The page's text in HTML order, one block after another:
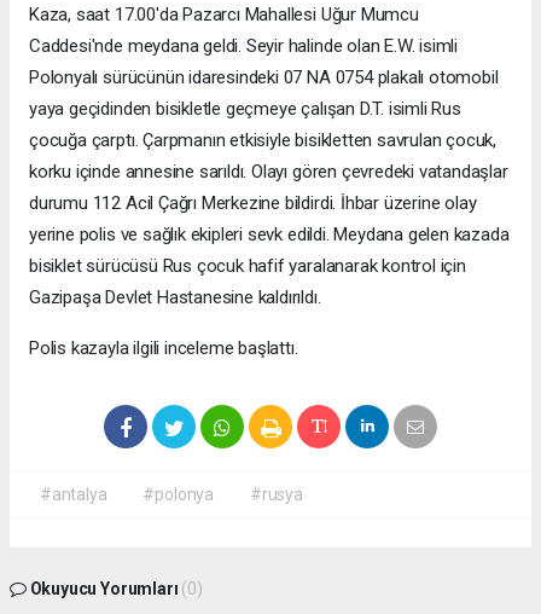
Kaza, saat 17.00'da Pazarcı Mahallesi Uğur Mumcu
Caddesi'nde meydana geldi. Seyir halinde olan E.W. isimli
Polonyalı sürücünün idaresindeki 07 NA 0754 plakalı otomobil
yaya geçidinden bisikletle geçmeye çalışan D.T. isimli Rus
çocuğa çarptı. Çarpmanın etkisiyle bisikletten savrulan çocuk,
korku içinde annesine sarıldı. Olayı gören çevredeki vatandaşlar
durumu 112 Acil Çağrı Merkezine bildirdi. İhbar üzerine olay
yerine polis ve sağlık ekipleri sevk edildi. Meydana gelen kazada
bisiklet sürücüsü Rus çocuk hafif yaralanarak kontrol için
Gazipaşa Devlet Hastanesine kaldırıldı.
Polis kazayla ilgili inceleme başlattı.
#antalya #polonya #rusya
Okuyucu Yorumları (0)